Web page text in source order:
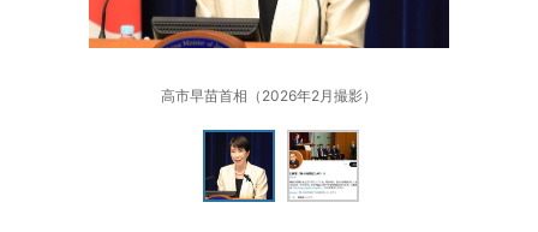
高市早苗首相（2026年2月撮影）